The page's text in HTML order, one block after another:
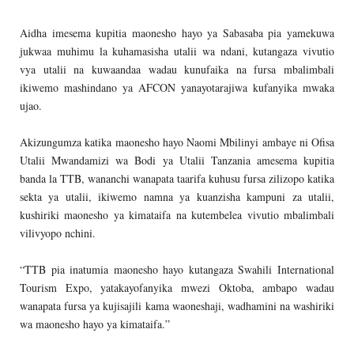
Aidha imesema kupitia maonesho hayo ya Sabasaba pia yamekuwa
jukwaa muhimu la kuhamasisha utalii wa ndani, kutangaza vivutio
vya utalii na kuwaandaa wadau kunufaika na fursa mbalimbali
ikiwemo mashindano ya AFCON yanayotarajiwa kufanyika mwaka
ujao.
Akizungumza katika maonesho hayo Naomi Mbilinyi ambaye ni Ofisa
Utalii Mwandamizi wa Bodi ya Utalii Tanzania amesema kupitia
banda la TTB, wananchi wanapata taarifa kuhusu fursa zilizopo katika
sekta ya utalii, ikiwemo namna ya kuanzisha kampuni za utalii,
kushiriki maonesho ya kimataifa na kutembelea vivutio mbalimbali
vilivyopo nchini.
“TTB pia inatumia maonesho hayo kutangaza Swahili International
Tourism Expo, yatakayofanyika mwezi Oktoba, ambapo wadau
wanapata fursa ya kujisajili kama waoneshaji, wadhamini na washiriki
wa maonesho hayo ya kimataifa.”